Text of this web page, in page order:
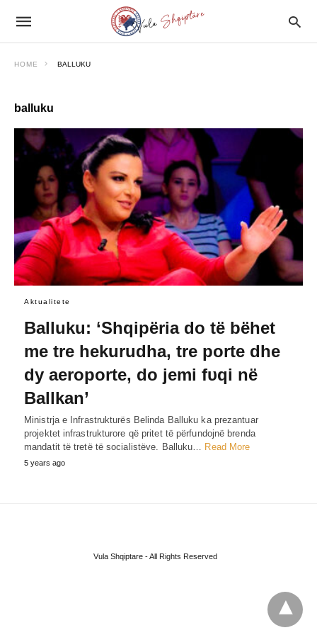
HOME BALLUKU
balluku
Aktualitete
Balluku: ‘Shqipëria do të bëhet
me tre hekurudha, tre porte dhe
dy aeroporte, do jemi fυqi në
Ballkan’
Ministrja e Infrastrukturës Belinda Balluku ka prezantuar
projektet infrastrukturore që pritet të përfundojnë brenda
mandatit të tretë të socialistëve. Balluku… Read More
5 years ago
Vula Shqiptare - All Rights Reserved